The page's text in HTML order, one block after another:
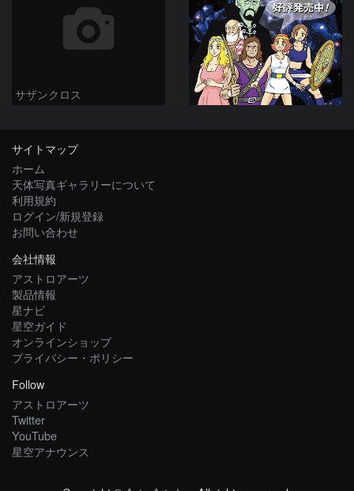
サザンクロス
サイトマップ
ホーム
天体写真ギャラリーについて
利用規約
ログイン/新規登録
お問い合わせ
会社情報
アストロアーツ
製品情報
星ナビ
星空ガイド
オンラインショップ
プライバシー・ポリシー
Follow
アストロアーツ
Twitter
YouTube
星空アナウンス